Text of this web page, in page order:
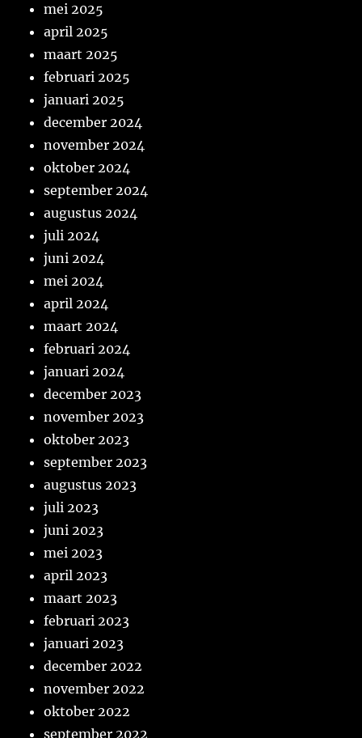
mei 2025
april 2025
maart 2025
februari 2025
januari 2025
december 2024
november 2024
oktober 2024
september 2024
augustus 2024
juli 2024
juni 2024
mei 2024
april 2024
maart 2024
februari 2024
januari 2024
december 2023
november 2023
oktober 2023
september 2023
augustus 2023
juli 2023
juni 2023
mei 2023
april 2023
maart 2023
februari 2023
januari 2023
december 2022
november 2022
oktober 2022
september 2022